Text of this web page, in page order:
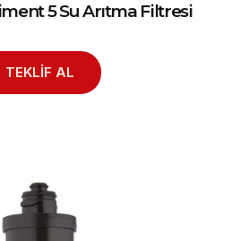
5 Su Arıtma Filtresi
TEKLİF AL